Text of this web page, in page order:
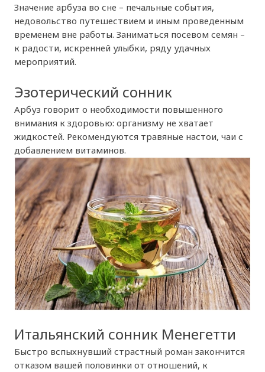
Значение арбуза во сне – печальные события,
недовольство путешествием и иным проведенным
временем вне работы. Заниматься посевом семян –
к радости, искренней улыбки, ряду удачных
мероприятий.
Эзотерический сонник
Арбуз говорит о необходимости повышенного
внимания к здоровью: организму не хватает
жидкостей. Рекомендуются травяные настои, чаи с
добавлением витаминов.
Итальянский сонник Менегетти
Быстро вспыхнувший страстный роман закончится
отказом вашей половинки от отношений, к